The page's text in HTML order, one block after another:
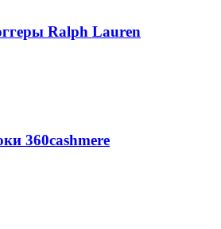
Ralph Lauren
360cashmere